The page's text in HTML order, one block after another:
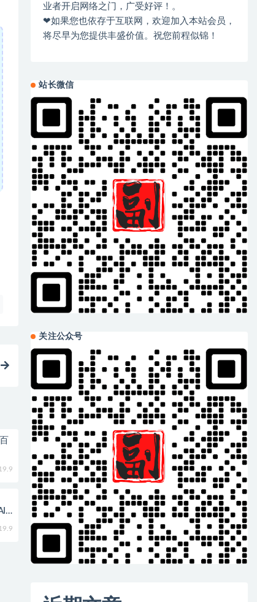
业者开启网络之门，广受好评！。
❤如果您也依存于互联网，欢迎加入本站会员，
将尽早为您提供丰盛价值。祝您前程似锦！
站长微信
关注公众号